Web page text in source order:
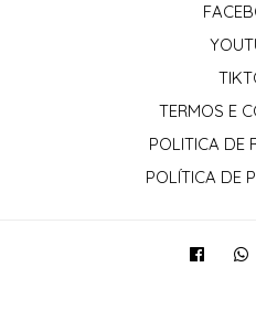
TERMOS E
POLITICA DE
POLÍTICA DE